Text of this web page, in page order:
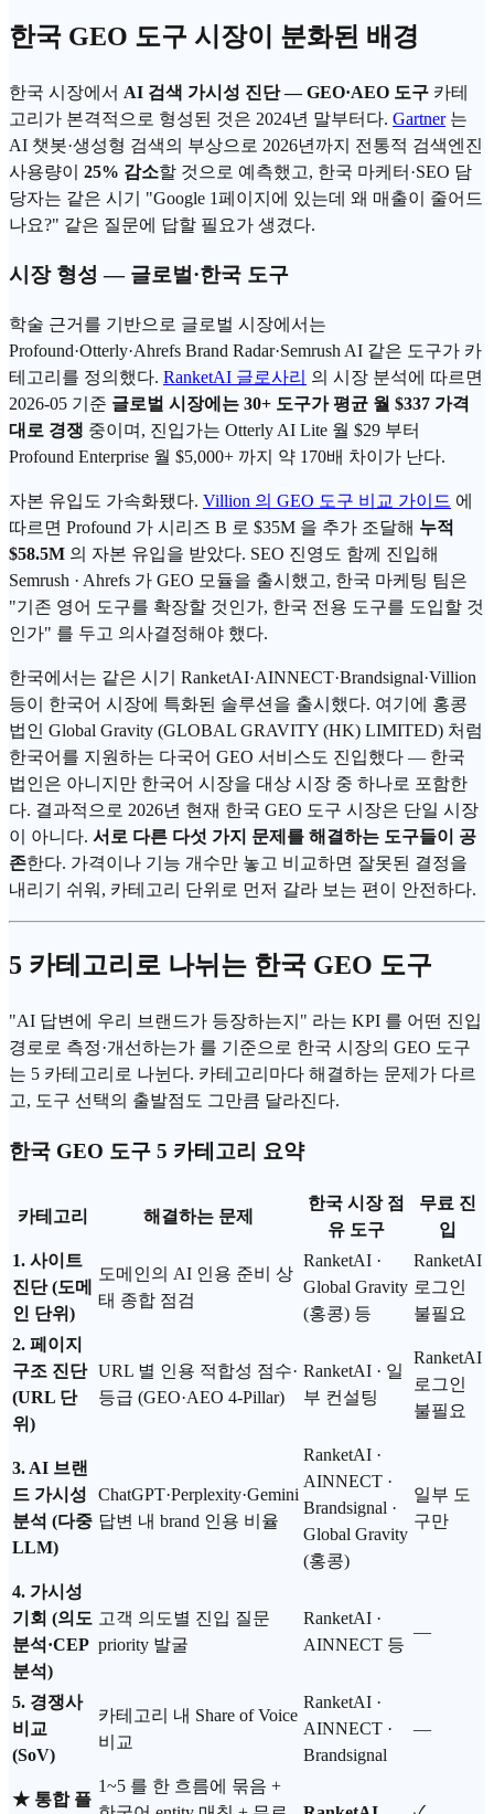
한국 GEO 도구 시장이 분화된 배경
한국 시장에서 AI 검색 가시성 진단 — GEO·AEO 도구 카테
고리가 본격적으로 형성된 것은 2024년 말부터다. Gartner는
AI 챗봇·생성형 검색의 부상으로 2026년까지 전통적 검색엔진
사용량이 25% 감소할 것으로 예측했고, 한국 마케터·SEO 담
당자는 같은 시기 "Google 1페이지에 있는데 왜 매출이 줄어드
나요?" 같은 질문에 답할 필요가 생겼다.
시장 형성 — 글로벌·한국 도구
학술 근거를 기반으로 글로벌 시장에서는
Profound·Otterly·Ahrefs Brand Radar·Semrush AI 같은 도구가 카
테고리를 정의했다. RanketAI 글로사리 의 시장 분석에 따르면
2026-05 기준 글로벌 시장에는 30+ 도구가 평균 월 $337 가격
대로 경쟁 중이며, 진입가는 Otterly AI Lite 월 $29 부터
Profound Enterprise 월 $5,000+ 까지 약 170배 차이가 난다.
자본 유입도 가속화됐다. Villion 의 GEO 도구 비교 가이드 에
따르면 Profound 가 시리즈 B 로 $35M 을 추가 조달해 누적
$58.5M 의 자본 유입을 받았다. SEO 진영도 함께 진입해
Semrush · Ahrefs 가 GEO 모듈을 출시했고, 한국 마케팅 팀은
"기존 영어 도구를 확장할 것인가, 한국 전용 도구를 도입할 것
인가" 를 두고 의사결정해야 했다.
한국에서는 같은 시기 RanketAI·AINNECT·Brandsignal·Villion
등이 한국어 시장에 특화된 솔루션을 출시했다. 여기에 홍콩
법인 Global Gravity (GLOBAL GRAVITY (HK) LIMITED) 처럼
한국어를 지원하는 다국어 GEO 서비스도 진입했다 — 한국
법인은 아니지만 한국어 시장을 대상 시장 중 하나로 포함한
다. 결과적으로 2026년 현재 한국 GEO 도구 시장은 단일 시장
이 아니다. 서로 다른 다섯 가지 문제를 해결하는 도구들이 공
존한다. 가격이나 기능 개수만 놓고 비교하면 잘못된 결정을
내리기 쉬워, 카테고리 단위로 먼저 갈라 보는 편이 안전하다.
5 카테고리로 나뉘는 한국 GEO 도구
"AI 답변에 우리 브랜드가 등장하는지" 라는 KPI 를 어떤 진입
경로로 측정·개선하는가 를 기준으로 한국 시장의 GEO 도구
는 5 카테고리로 나뉜다. 카테고리마다 해결하는 문제가 다르
고, 도구 선택의 출발점도 그만큼 달라진다.
한국 GEO 도구 5 카테고리 요약
카테고리 해결하는 문제
한국 시장 점
유 도구
무료 진
입
1. 사이트
진단 (도메
인 단위)
도메인의 AI 인용 준비 상
태 종합 점검
RanketAI ·
Global Gravity
(홍콩) 등
RanketAI
로그인
불필요
2. 페이지
구조 진단
(URL 단
위)
URL 별 인용 적합성 점수·
등급 (GEO·AEO 4-Pillar)
RanketAI · 일
부 컨설팅
RanketAI
로그인
불필요
3. AI 브랜
드 가시성
분석 (다중
LLM)
ChatGPT·Perplexity·Gemini
답변 내 brand 인용 비율
RanketAI ·
AINNECT ·
Brandsignal ·
Global Gravity
(홍콩)
일부 도
구만
4. 가시성
기회 (의도
분석·CEP
분석)
고객 의도별 진입 질문
priority 발굴
RanketAI ·
AINNECT 등
—
5. 경쟁사
비교
(SoV)
카테고리 내 Share of Voice
비교
RanketAI ·
AINNECT ·
Brandsignal
—
★ 통합 플
1~5 를 한 흐름에 묶음 +